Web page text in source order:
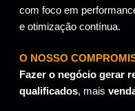
com foco em
e otimização contínua.
O NOSSO
Fazer o negócio gerar
qualificados, mais